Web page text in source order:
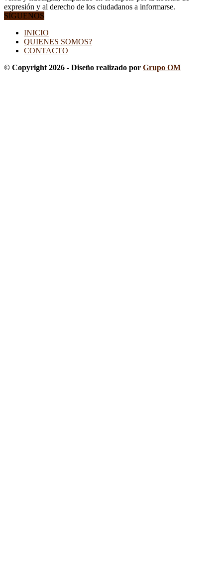
expresión y al derecho de los ciudadanos a informarse.
SÍGUENOS
INICIO
QUIENES SOMOS?
CONTACTO
© Copyright 2026 - Diseño realizado por Grupo OM